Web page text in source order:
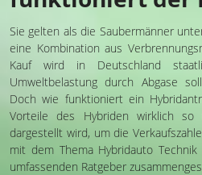
Sie gelten als die Saubermänner
eine Kombination aus
Kauf wird in Deutschland
Umweltbelastung durch Abgase
Doch wie funktioniert ein
Vorteile des Hybriden wirklich so
dargestellt wird, um die
mit dem Thema Hybridauto
umfassenden Ratgeber